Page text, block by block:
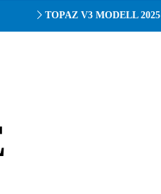
TOPAZ V3 MODELL 2025